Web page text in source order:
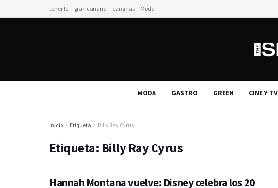
tenerife gran canaria canarias Moda
MODA GASTRO GREEN CINE Y TV
Inicio Etiqueta Billy Ray Cyrus
Etiqueta: Billy Ray Cyrus
Hannah Montana vuelve: Disney celebra los 20